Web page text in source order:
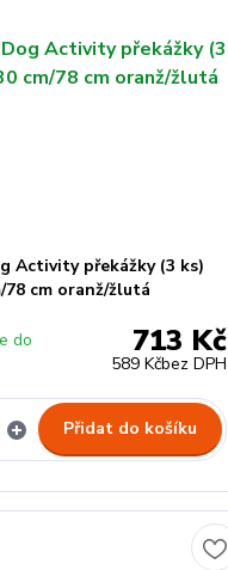
Activity překážky (3 ks)
78 cm oranž/žlutá
713 Kč
589 Kčbez DPH
do
Přidat do košíku